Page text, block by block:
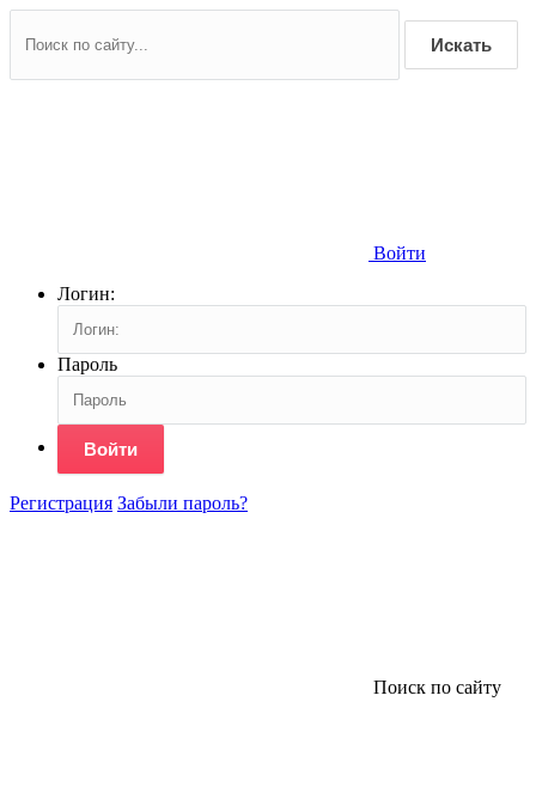
Искать
Войти
Логин:
Пароль
Войти
Регистрация Забыли пароль?
Поиск по сайту